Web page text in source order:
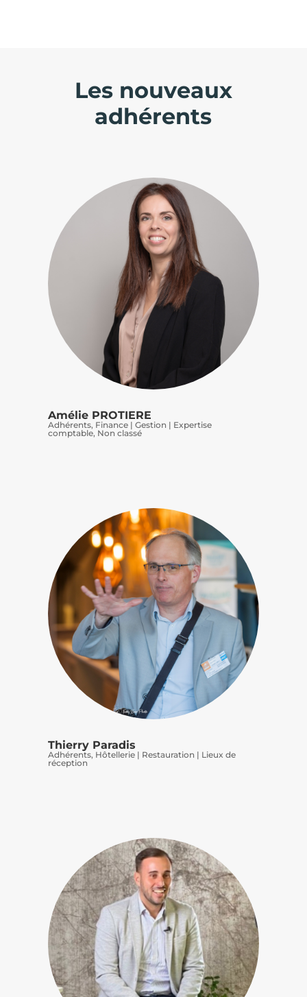
Les nouveaux
adhérents
Amélie PROTIERE
Adhérents, Finance | Gestion | Expertise
comptable, Non classé
Thierry Paradis
Adhérents, Hôtellerie | Restauration | Lieux de
réception